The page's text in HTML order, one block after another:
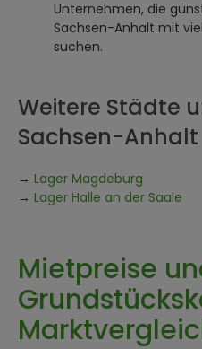
Unternehmen, die
Sachsen-Anhalt mit
suchen.
Weitere Städte
Sachsen-Anhalt
→ Lager Magdeburg
→ Lager Halle an der Saale
Mietpreise